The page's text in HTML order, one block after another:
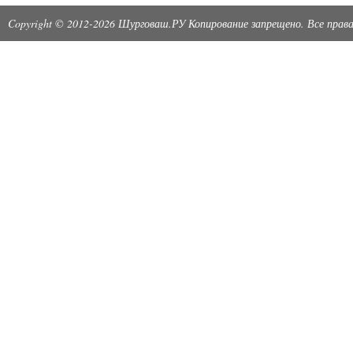
Copyright © 2012-2026 Шурговаш.РУ Копирование запрещено. Все